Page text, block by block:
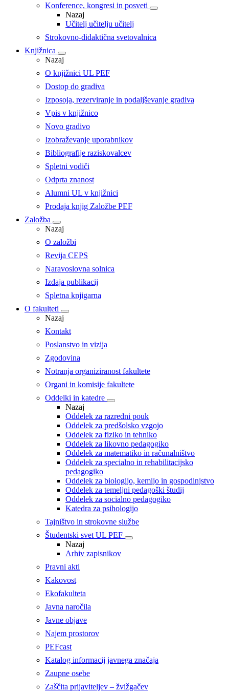
Konference, kongresi in posveti
Nazaj
Učitelj učitelju učitelj
Strokovno-didaktična svetovalnica
Knjižnica
Nazaj
O knjižnici UL PEF
Dostop do gradiva
Izposoja, rezerviranje in podaljševanje gradiva
Vpis v knjižnico
Novo gradivo
Izobraževanje uporabnikov
Bibliografije raziskovalcev
Spletni vodiči
Odprta znanost
Alumni UL v knjižnici
Prodaja knjig Založbe PEF
Založba
Nazaj
O založbi
Revija CEPS
Naravoslovna solnica
Izdaja publikacij
Spletna knjigarna
O fakulteti
Nazaj
Kontakt
Poslanstvo in vizija
Zgodovina
Notranja organiziranost fakultete
Organi in komisije fakultete
Oddelki in katedre
Nazaj
Oddelek za razredni pouk
Oddelek za predšolsko vzgojo
Oddelek za fiziko in tehniko
Oddelek za likovno pedagogiko
Oddelek za matematiko in računalništvo
Oddelek za specialno in rehabilitacijsko
pedagogiko
Oddelek za biologijo, kemijo in gospodinjstvo
Oddelek za temeljni pedagoški študij
Oddelek za socialno pedagogiko
Katedra za psihologijo
Tajništvo in strokovne službe
Študentski svet UL PEF
Nazaj
Arhiv zapisnikov
Pravni akti
Kakovost
Ekofakulteta
Javna naročila
Javne objave
Najem prostorov
PEFcast
Katalog informacij javnega značaja
Zaupne osebe
Zaščita prijaviteljev – žvižgačev